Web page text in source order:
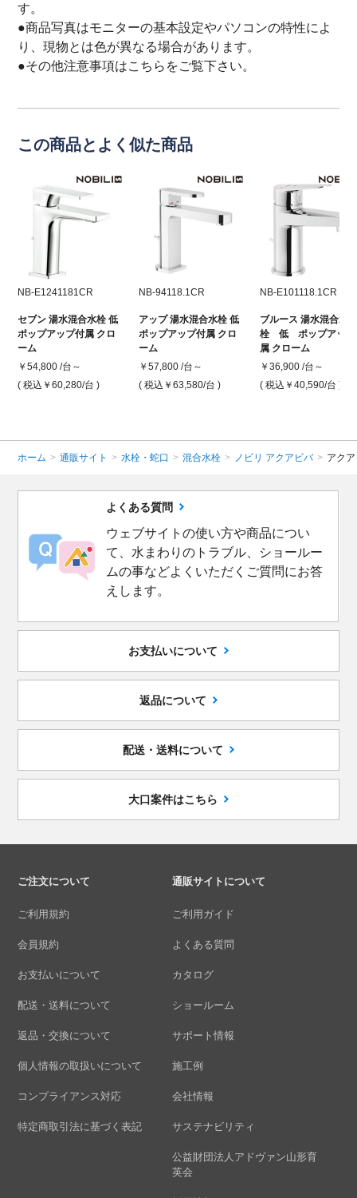
す。
●商品写真はモニターの基本設定やパソコンの特性によ
り、現物とは色が異なる場合があります。
●その他注意事項はこちら をご覧下さい。
この商品とよく似た商品
NB-E1241181CR
セブン 湯水混合水栓 低
ポップアップ付属 クロ
ーム
￥54,800 /台～
( 税込￥60,280/台 )
NB-94118.1CR
アップ 湯水混合水栓 低
ポップアップ付属 クロ
ーム
￥57,800 /台～
( 税込￥63,580/台 )
NB-E101118.1CR
ブルース 湯水混合水
栓 低 ポップアップ
属 クローム
￥36,900 /台～
( 税込￥40,590/台 )
ホーム > 通販サイト > 水栓・蛇口 > 混合水栓 > ノビリ アクアビバ > アク
よくある質問
ウェブサイトの使い方や商品につい
て、水まわりのトラブル、ショールー
ムの事などよくいただくご質問にお答
えします。
お支払いについて
返品について
配送・送料について
大口案件はこちら
ご注文について
ご利用規約
会員規約
お支払いについて
配送・送料について
返品・交換について
個人情報の取扱いについて
コンプライアンス対応
特定商取引法に基づく表記
通販サイトについて
ご利用ガイド
よくある質問
カタログ
ショールーム
サポート情報
施工例
会社情報
サステナビリティ
公益財団法人アドヴァン山形育
英会